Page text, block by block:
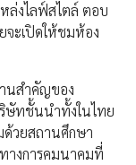
ล่งไลฟ์สไตล์ ตอบ
จะเปิดให้ชมห้อง
นสำคัญของ
ษัทชั้นนำทั้งในไทย
ด้วยสถานศึกษา
างการคมนาคมที่